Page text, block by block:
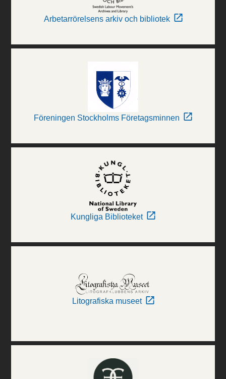
Arbetarrörelsens arkiv och bibliotek
Föreningen Stockholms Företagsminnen
Kungliga Biblioteket
Litografiska museet